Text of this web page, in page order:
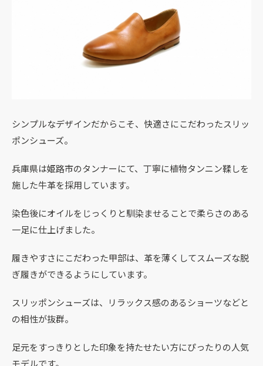
シンプルなデザインだからこそ、快適さにこだわったスリッ
ポンシューズ。
兵庫県は姫路市のタンナーにて、丁寧に植物タンニン鞣しを
施した牛革を採用しています。
染色後にオイルをじっくりと馴染ませることで柔らさのある
一足に仕上げました。
履きやすさにこだわった甲部は、革を薄くしてスムーズな脱
ぎ履きができるようにしています。
スリッポンシューズは、リラックス感のあるショーツなどと
の相性が抜群。
足元をすっきりとした印象を持たせたい方にぴったりの人気
モデルです。